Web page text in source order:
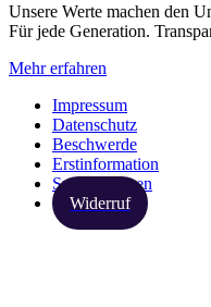
Unsere Werte machen den
Für jede Generation.
Mehr erfahren
Impressum
Datenschutz
Beschwerde
Erstinformation
Spezialthemen
Widerruf